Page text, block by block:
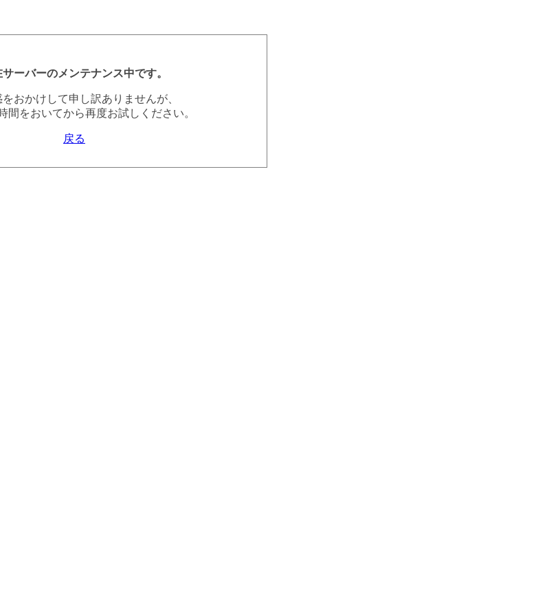
ーバーのメンテナンス中です。
をおかけして申し訳ありませんが、
間をおいてから再度お試しください。
戻る